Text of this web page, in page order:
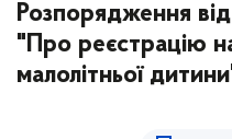
Розпорядження
"Про реєстрацію
малолітньої